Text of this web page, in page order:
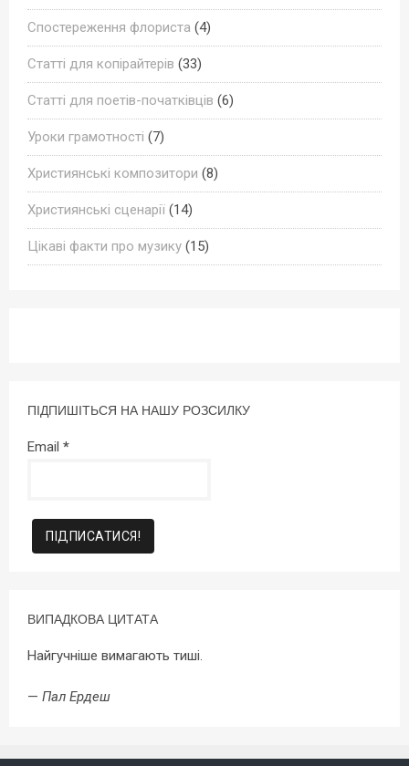
Спостереження флориста (4)
Статті для копірайтерів (33)
Статті для поетів-початківців (6)
Уроки грамотності (7)
Християнські композитори (8)
Християнські сценарії (14)
Цікаві факти про музику (15)
ПІДПИШІТЬСЯ НА НАШУ РОЗСИЛКУ
Email *
ВИПАДКОВА ЦИТАТА
Найгучніше вимагають тиші.
— Пал Ердеш